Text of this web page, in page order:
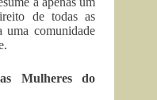
de todas as
uma comunidade
Mulheres do